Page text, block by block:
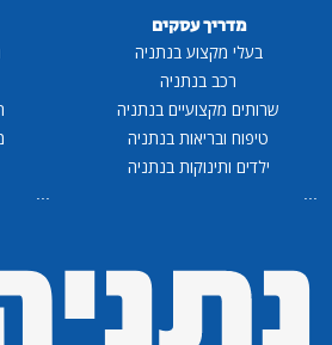
מדריך עסקים
בעלי מקצוע בנתניה
רכב בנתניה
שרותים מקצועיים בנתניה
טיפוח ובריאות בנתניה
ילדים ותינוקות בנתניה
...
...